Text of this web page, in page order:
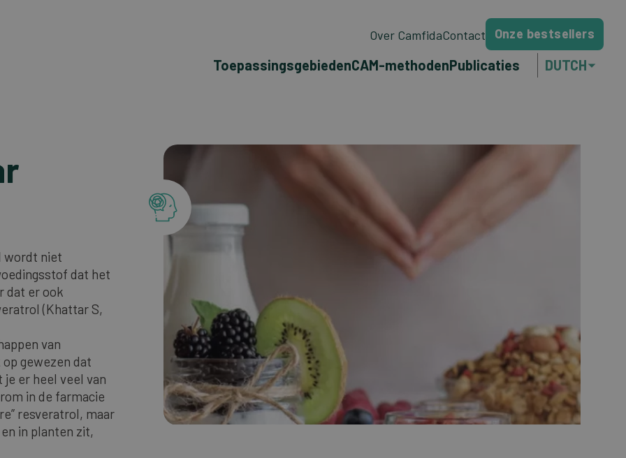
Over CamfidaContact Onze bestsellers
ToepassingsgebiedenCAM-methodenPublicaties DUTCH
PORTUGUÊS
wordt niet
dat het
dat er ook
(Khattar S,
van
gewezen dat
er heel veel van
in de farmacie
resveratrol, maar
in planten zit,